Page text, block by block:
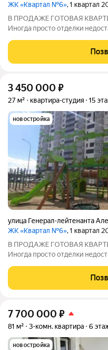
ЖК «Квартал №6», 1 квартал
В ПРОДАЖЕ ГОТОВАЯ
Иногда просто отделки
перевозить мебель и не
Практически любую квартиру,
3 450 000 ₽
27 м² квартира-студия 15
новостройка
улица Генерал-лейтенанта
ЖК «Квартал №6», 1 квартал
В ПРОДАЖЕ ГОТОВАЯ
Иногда просто отделки
перевозить мебель и не
Практически любую квартиру,
7 700 000 ₽
81 м² 3-комн. квартира 6
новостройка